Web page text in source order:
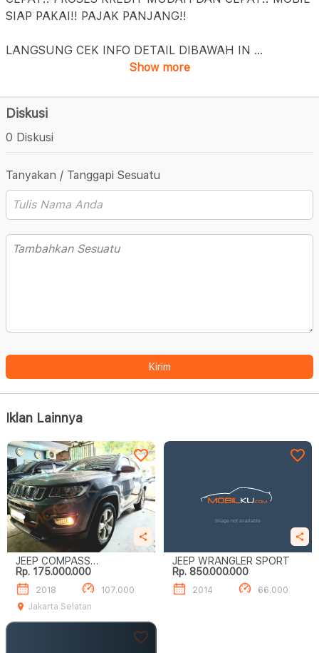
SIAP PAKAI!! PAJAK PANJANG!!
LANGSUNG CEK INFO DETAIL DIBAWAH IN ...
Show more
Diskusi
0 Diskusi
Tanyakan / Tanggapi Sesuatu
Kirim
Iklan Lainnya
JEEP COMPASS
LONGITUDE 1.4L AT
Rp. 175.000.000
2018
107.000
Jakarta Selatan
JEEP WRANGLER SPORT
Rp. 850.000.000
2014 66.000